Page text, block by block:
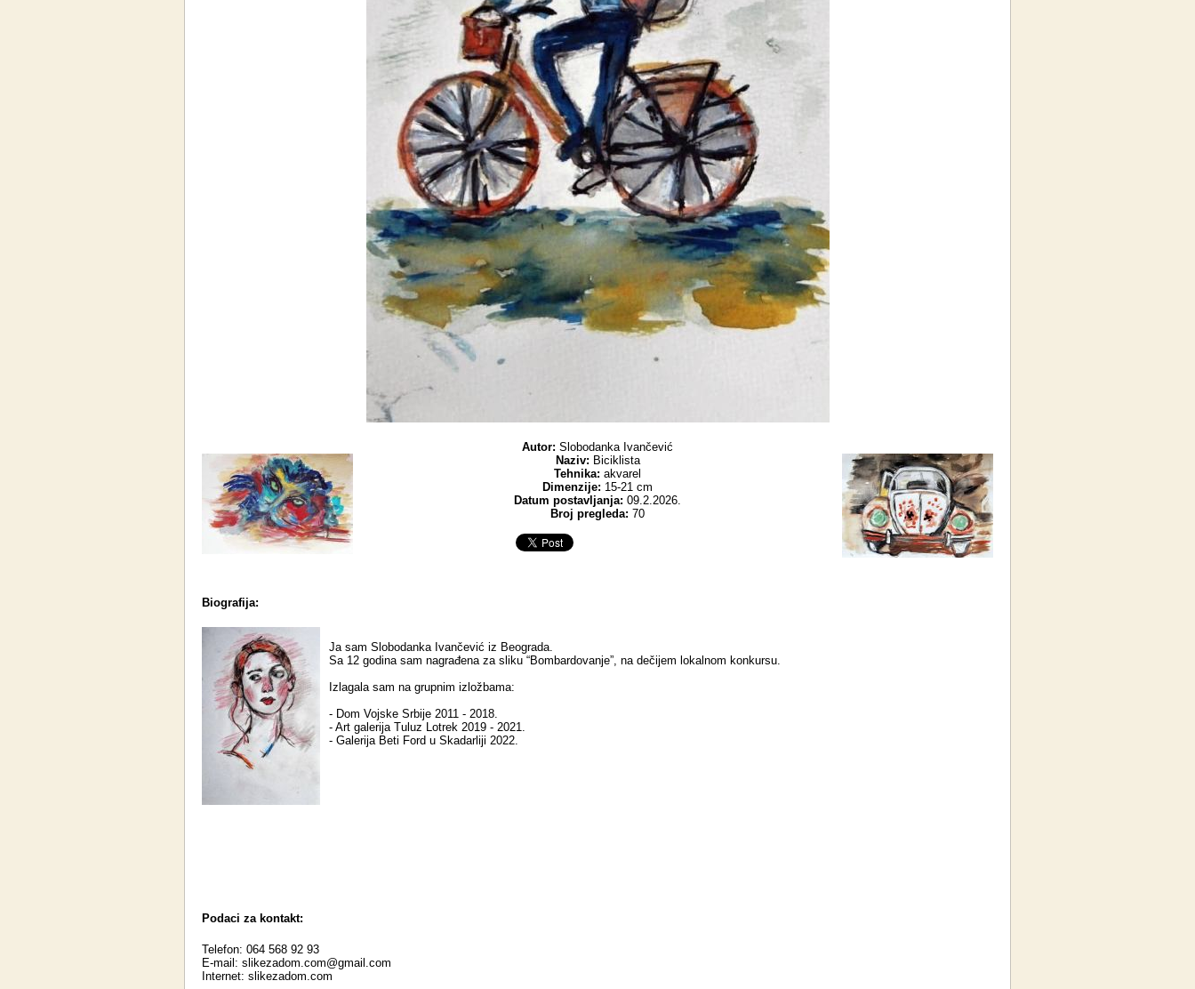
Autor: Slobodanka Ivančević
Naziv: Biciklista
Tehnika: akvarel
Dimenzije: 15-21 cm
Datum postavljanja: 09.2.2026.
Broj pregleda: 70
Biografija:
Ja sam Slobodanka Ivančević iz Beograda.
Sa 12 godina sam nagrađena za sliku “Bombardovanje”, na dečijem lokalnom konkursu.
Izlagala sam na grupnim izložbama:
- Dom Vojske Srbije 2011 - 2018.
- Art galerija Tuluz Lotrek 2019 - 2021.
- Galerija Beti Ford u Skadarliji 2022.
Podaci za kontakt:
Telefon: 064 568 92 93
E-mail: slikezadom.com@gmail.com
Internet: slikezadom.com